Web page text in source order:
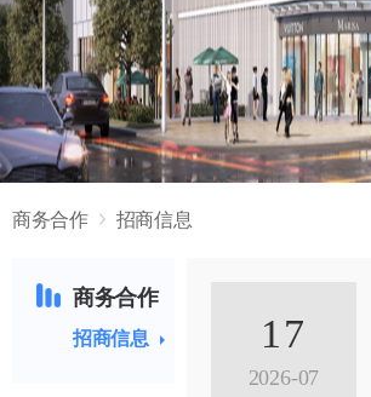
商务合作 招商信息
商务合作
招商信息 17
2026-07